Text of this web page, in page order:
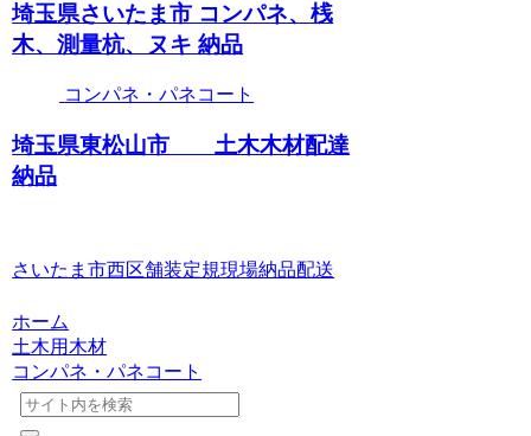
埼玉県さいたま市 コンパネ、桟
木、測量杭、ヌキ 納品
コンパネ・パネコート
埼玉県東松山市 土木木材配達
納品
さいたま市西区舗装定規現場納品配送
ホーム
土木用木材
コンパネ・パネコート